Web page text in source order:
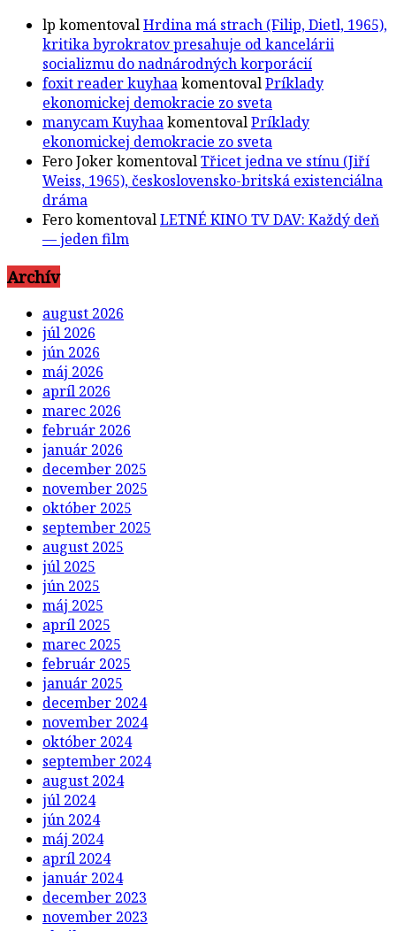
lp komentovalHrdina má strach (Filip, Dietl, 1965),
kritika byrokratov presahuje od kancelárii
socializmu do nadnárodných korporácií
foxit reader kuyhaakomentovalPríklady
ekonomickej demokracie zo sveta
manycam KuyhaakomentovalPríklady
ekonomickej demokracie zo sveta
Fero JokerkomentovalTřicet jedna ve stínu (Jiří
Weiss, 1965), československo-britská existenciálna
dráma
FerokomentovalLETNÉ KINO TV DAV: Každý deň
— jeden film
Archív
august 2026
júl 2026
jún 2026
máj 2026
apríl 2026
marec 2026
február 2026
január 2026
december 2025
november 2025
október 2025
september 2025
august 2025
júl 2025
jún 2025
máj 2025
apríl 2025
marec 2025
február 2025
január 2025
december 2024
november 2024
október 2024
september 2024
august 2024
júl 2024
jún 2024
máj 2024
apríl 2024
január 2024
december 2023
november 2023